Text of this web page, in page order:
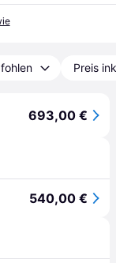
Preis
693,00 €
540,00 €